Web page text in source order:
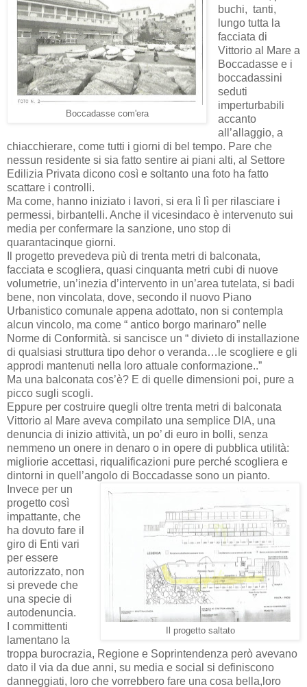
Boccadasse com'era
buchi, tanti,
lungo tutta la
facciata di
Vittorio al Mare a
Boccadasse e i
boccadassini
seduti
imperturbabili
accanto
all’allaggio, a
chiacchierare, come tutti i giorni di bel tempo. Pare che
nessun residente si sia fatto sentire ai piani alti, al Settore
Edilizia Privata dicono così e soltanto una foto ha fatto
scattare i controlli.
Ma come, hanno iniziato i lavori, si era lì lì per rilasciare i
permessi, birbantelli. Anche il vicesindaco è intervenuto sui
media per confermare la sanzione, uno stop di
quarantacinque giorni.
Il progetto prevedeva più di trenta metri di balconata,
facciata e scogliera, quasi cinquanta metri cubi di nuove
volumetrie, un’inezia d’intervento in un’area tutelata, si badi
bene, non vincolata, dove, secondo il nuovo Piano
Urbanistico comunale appena adottato, non si contempla
alcun vincolo, ma come “ antico borgo marinaro” nelle
Norme di Conformità. si sancisce un “ divieto di installazione
di qualsiasi struttura tipo dehor o veranda…le scogliere e gli
approdi mantenuti nella loro attuale conformazione..”
Ma una balconata cos’è? E di quelle dimensioni poi, pure a
picco sugli scogli.
Eppure per costruire quegli oltre trenta metri di balconata
Vittorio al Mare aveva compilato una semplice DIA, una
denuncia di inizio attività, un po’ di euro in bolli, senza
nemmeno un onere in denaro o in opere di pubblica utilità:
migliorie accettasi, riqualificazioni pure perché scogliera e
dintorni in quell’angolo di Boccadasse sono un pianto.
Il progetto saltato
Invece per un
progetto così
impattante, che
ha dovuto fare il
giro di Enti vari
per essere
autorizzato, non
si prevede che
una specie di
autodenuncia.
I committenti
lamentano la
troppa burocrazia, Regione e Soprintendenza però avevano
dato il via da due anni, su media e social si definiscono
danneggiati, loro che vorrebbero fare una cosa bella,loro